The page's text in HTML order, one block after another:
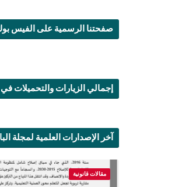
صفحتنا الرسمية على الفيس
إجمالي الزيارات والتحميلات
آخر الإصدارات العلمية لمجلة
مقالات قانونية